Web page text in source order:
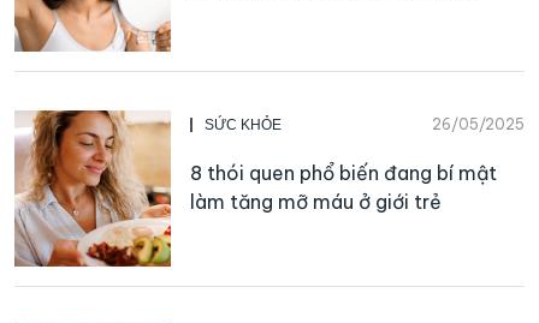
SỨC KHỎE 26/05/2025
8 thói quen phổ biến đang bí mật
làm tăng mỡ máu ở giới trẻ